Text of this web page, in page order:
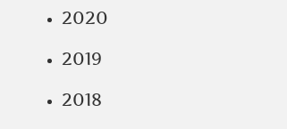
2020
2019
2018